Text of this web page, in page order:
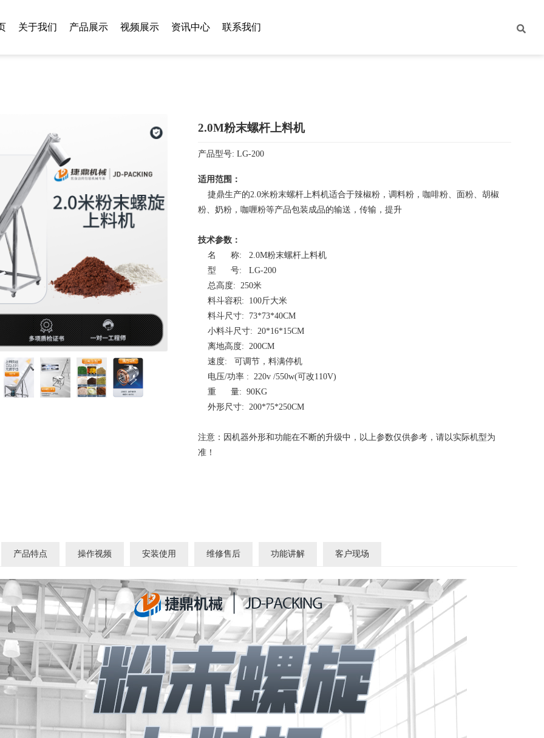
关于我们 产品展示 视频展示 资讯中心 联系我们
2.0M粉末螺杆上料机
产品型号: LG-200
适用范围：
捷鼎生产的2.0米粉末螺杆上料机适合于辣椒粉，调料粉，咖啡粉、面粉、胡椒
粉、奶粉，咖喱粉等产品包装成品的输送，传输，提升
技术参数：
名 称: 2.0M粉末螺杆上料机
型 号: LG-200
总高度: 250米
料斗容积: 100斤大米
料斗尺寸: 73*73*40CM
小料斗尺寸: 20*16*15CM
离地高度: 200CM
速度: 可调节，料满停机
电压/功率 : 220v /550w(可改110V)
重 量: 90KG
外形尺寸: 200*75*250CM
注意：因机器外形和功能在不断的升级中，以上参数仅供参考，请以实际机型为
准！
产品特点 操作视频 安装使用 维修售后 功能讲解 客户现场